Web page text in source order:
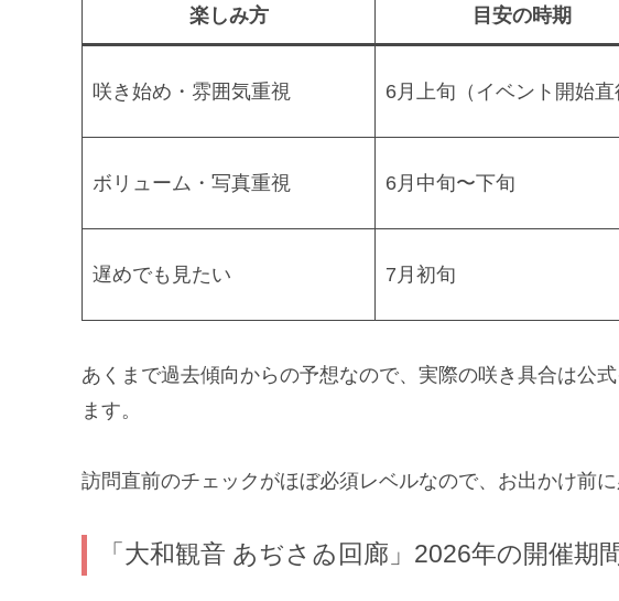
楽しみ方 目安の時期
咲き始め・雰囲気重視 6月上旬（イベント開始直
ボリューム・写真重視 6月中旬〜下旬
遅めでも見たい 7月初旬
あくまで過去傾向からの予想なので、実際の咲き具合は公
ます。
訪問直前のチェックがほぼ必須レベルなので、お出かけ前
「大和観音 あぢさゐ回廊」2026年の開催期